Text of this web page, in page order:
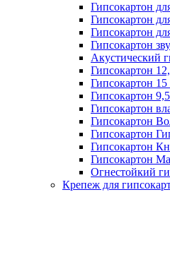
Гипсокартон
Гипсокартон
Гипсокартон
Гипсокартон
Акустический
Гипсокартон
Гипсокартон
Гипсокартон
Гипсокартон
Гипсокартон
Гипсокартон
Гипсокартон
Гипсокартон
Огнестойкий
Крепеж для